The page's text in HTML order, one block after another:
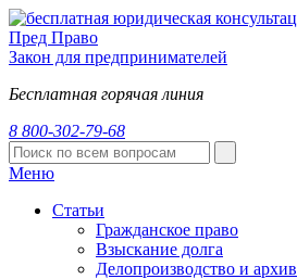
Пред Право
Закон для предпринимателей
Бесплатная горячая линия
8 800-302-79-68
Меню
Статьи
Гражданское право
Взыскание долга
Делопроизводство и архив